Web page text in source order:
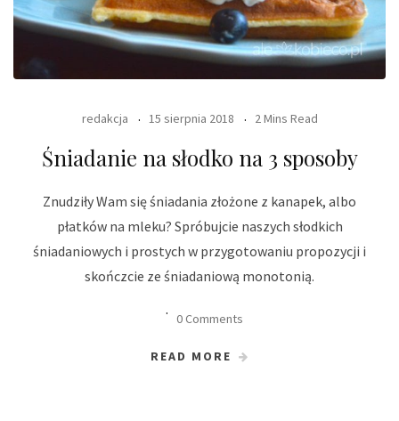
redakcja 15 sierpnia 2018 2 Mins Read
Śniadanie na słodko na 3 sposoby
Znudziły Wam się śniadania złożone z kanapek, albo
płatków na mleku? Spróbujcie naszych słodkich
śniadaniowych i prostych w przygotowaniu propozycji i
skończcie ze śniadaniową monotonią.
0 Comments
READ MORE